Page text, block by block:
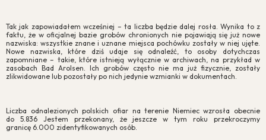
Tak jak zapowiadałem wcześniej – ta liczba będzie dalej rosła. Wynika to z
faktu, że w oficjalnej bazie grobów chronionych nie pojawiają się już nowe
nazwiska: wszystkie znane i uznane miejsca pochówku zostały w niej ujęte.
Nowe nazwiska, które dziś udaje się odnaleźć, to osoby dotychczas
zapomniane – takie, które istnieją wyłącznie w archiwach, na przykład w
zasobach Bad Arolsen. Ich grobów często nie ma już fizycznie, zostały
zlikwidowane lub pozostały po nich jedynie wzmianki w dokumentach.
Liczba odnalezionych polskich ofiar na terenie Niemiec wzrosła obecnie
do 5.836 Jestem przekonany, że jeszcze w tym roku przekroczymy
granicę 6.000 zidentyfikowanych osób.